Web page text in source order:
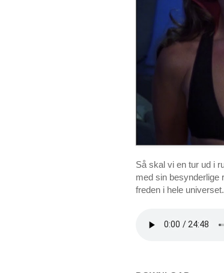
Så skal vi en tur ud i
med sin besynderlige
freden i hele universet.